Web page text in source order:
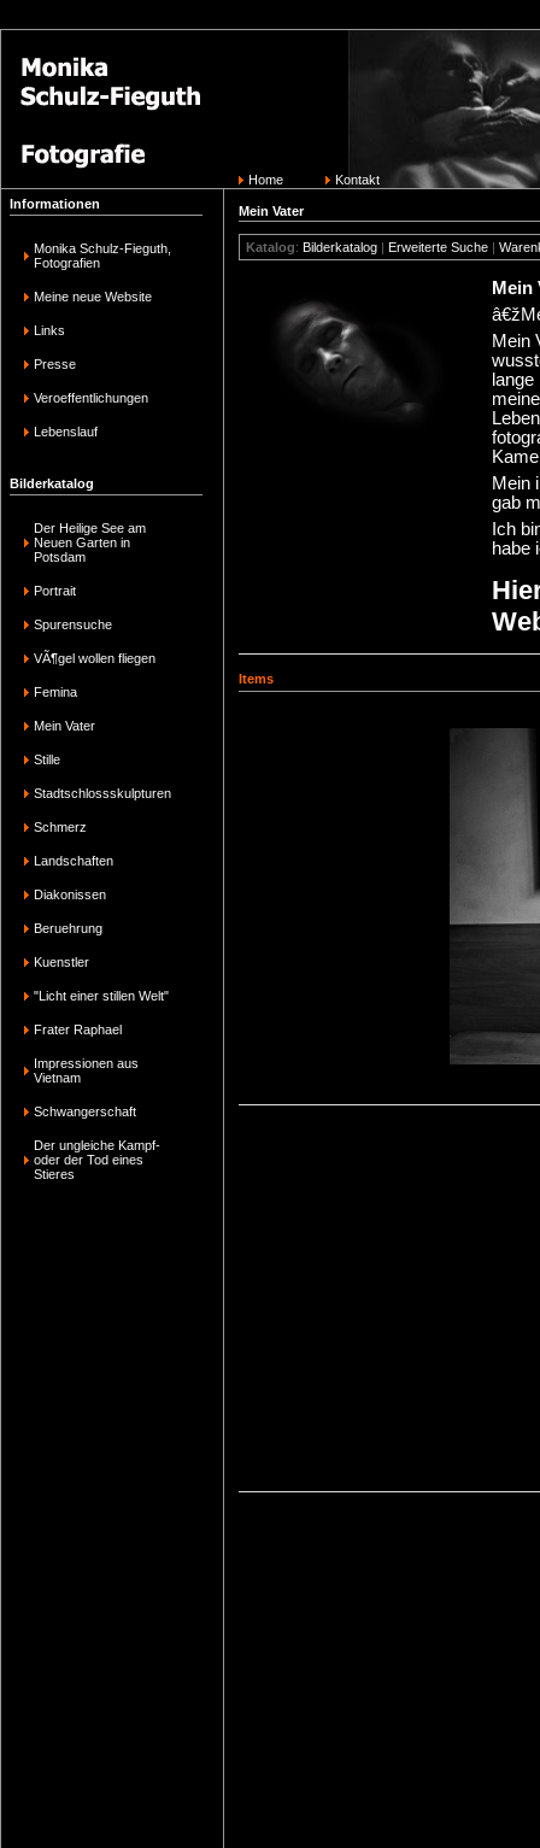
Home
Kontakt
Informationen
Monika Schulz-Fieguth,
Fotografien
Meine neue Website
Links
Presse
Veroeffentlichungen
Lebenslauf
Bilderkatalog
Der Heilige See am
Neuen Garten in
Potsdam
Portrait
Spurensuche
VÃ¶gel wollen fliegen
Femina
Mein Vater
Stille
Stadtschlossskulpturen
Schmerz
Landschaften
Diakonissen
Beruehrung
Kuenstler
"Licht einer stillen Welt"
Frater Raphael
Impressionen aus
Vietnam
Schwangerschaft
Der ungleiche Kampf-
oder der Tod eines
Stieres
Mein Vater
Katalog: Bilderkatalog | Erweiterte Suche |
Mein
Mein
Mein
gab
Ich
habe
Items